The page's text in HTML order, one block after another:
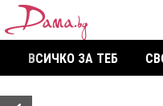
ВСИЧКО ЗА ТЕБ